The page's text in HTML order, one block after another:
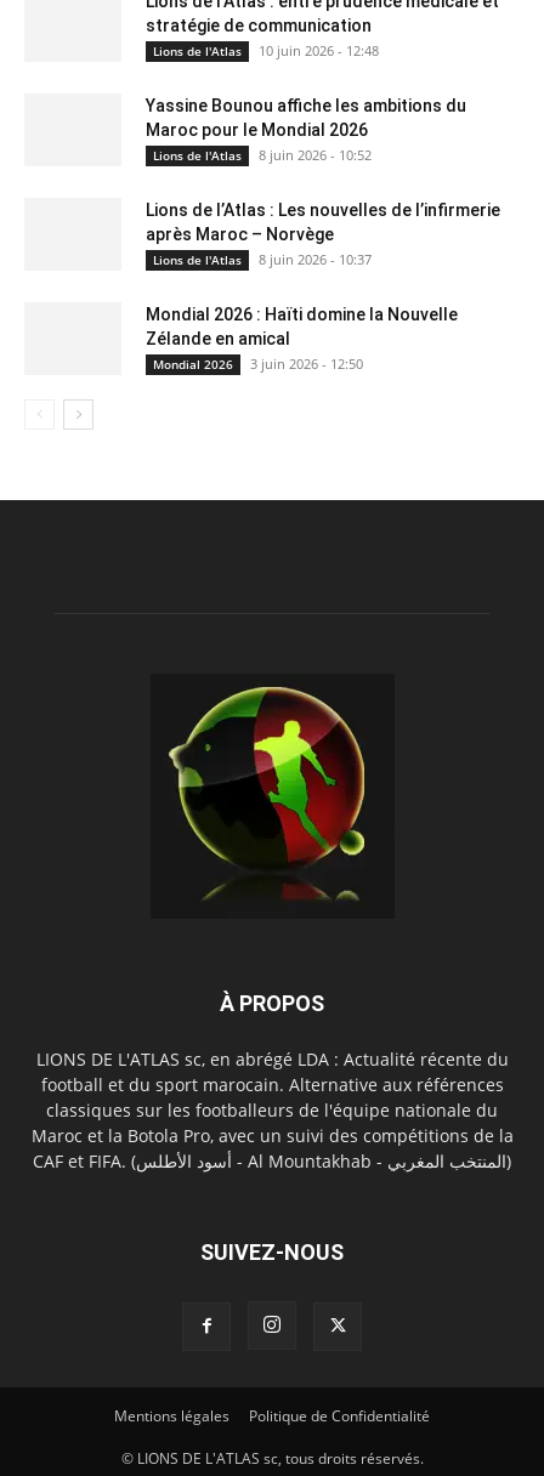
stratégie de communication
Lions de l'Atlas 10 juin 2026 - 12:48
Yassine Bounou affiche les ambitions du
Maroc pour le Mondial 2026
Lions de l'Atlas 8 juin 2026 - 10:52
Lions de l’Atlas : Les nouvelles de l’infirmerie
après Maroc – Norvège
Lions de l'Atlas 8 juin 2026 - 10:37
Mondial 2026 : Haïti domine la Nouvelle
Zélande en amical
Mondial 2026 3 juin 2026 - 12:50
À PROPOS
LIONS DE L'ATLAS sc, en abrégé LDA : Actualité récente du
football et du sport marocain. Alternative aux références
classiques sur les footballeurs de l'équipe nationale du
Maroc et la Botola Pro, avec un suivi des compétitions de la
CAF et FIFA. (أسود الأطلس - Al Mountakhab - المنتخب المغربي)
SUIVEZ-NOUS
Mentions légales Politique de Confidentialité
© LIONS DE L'ATLAS sc, tous droits réservés.